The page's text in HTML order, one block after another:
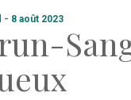
- 8 août 2023